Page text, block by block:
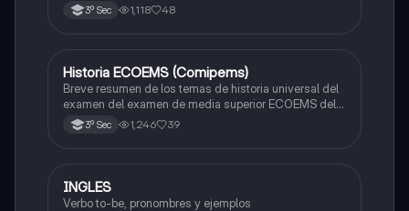
zona metropolitana de el valle de México
3º Sec 1,118 48
Historia
Historia ECOEMS (Comipems)
Breve resumen de los temas de historia universal del
examen del examen de media superior ECOEMS del
valle de México
3º Sec 1,246 39
Inglés
INGLES
Verbo to-be, pronombres y ejemplos